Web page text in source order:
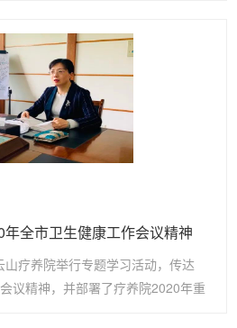
全市卫生健康工作会议精神
疗养院举行专题学习活动，传达
议精神，并部署了疗养院2020年重